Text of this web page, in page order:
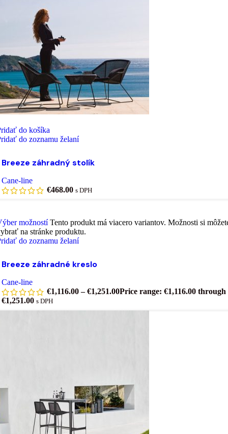
do košíka
do zoznamu želaní
Breeze záhradný stolík
Cane-line
€468.00 s DPH
možností Tento produkt má viacero variantov. Možnosti si
na stránke produktu.
do zoznamu želaní
Breeze záhradné kreslo
Cane-line
€1,116.00 – €1,251.00Price range: €1,116.00 through
€1,251.00 s DPH